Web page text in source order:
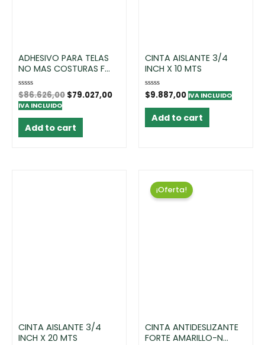
ADHESIVO PARA TELAS
NO MAS COSTURAS F...
Rated
0
out
$86.626,00 $79.027,00
IVA INCLUIDO
Add to cart
CINTA AISLANTE 3/4
INCH X 10 MTS
Rated
0
out
$9.887,00 IVA INCLUIDO
Add to cart
CINTA AISLANTE 3/4
INCH X 20 MTS
¡Oferta!
CINTA ANTIDESLIZANTE
FORTE AMARILLO-N...